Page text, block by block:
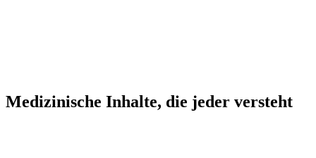
Medizinische Inhalte, die jeder versteht